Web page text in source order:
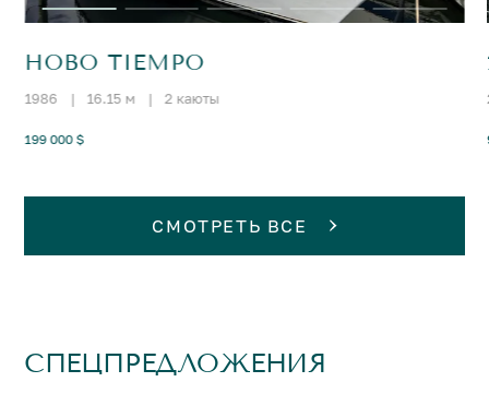
HOBO TIEMPO
1986 | 16.15 м | 2 каюты
199 000 $
СМОТРЕТЬ ВСЕ
СПЕЦПРЕДЛОЖЕНИЯ